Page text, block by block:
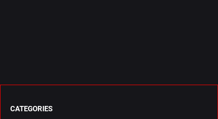
CATEGORIES